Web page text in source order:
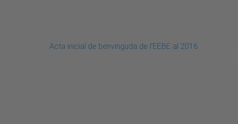
Acta inicial de benvinguda de l'EEBE al 2016